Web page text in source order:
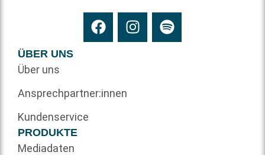
ÜBER UNS
Über uns
Ansprechpartner:innen
Kundenservice
PRODUKTE
Mediadaten